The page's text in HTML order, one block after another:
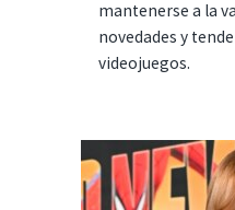
mantenerse a la
novedades y
videojuegos.